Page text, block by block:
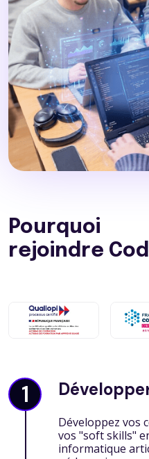
Pourquoi
rejoindre
1
Développez vos
vos "soft skills"
informatique